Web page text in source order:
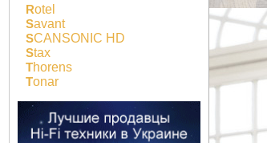
Rotel
Savant
SCANSONIC HD
Stax
Thorens
Tonar